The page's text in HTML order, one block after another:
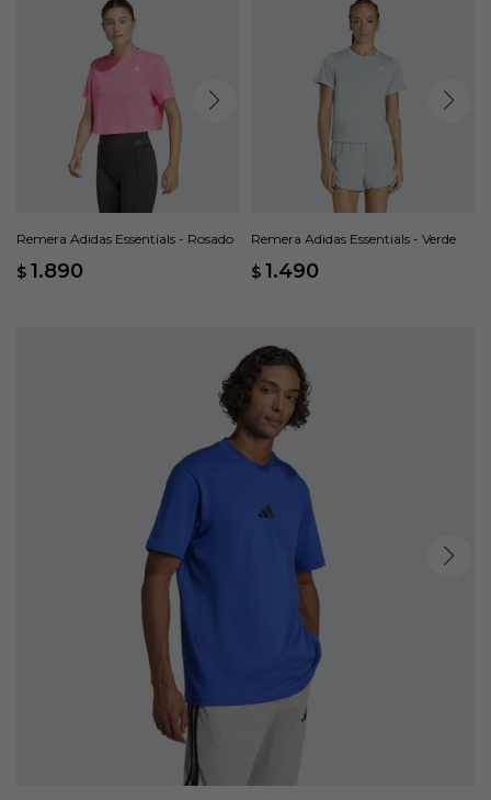
Remera Adidas Essentials - Rosado
$ 1.890
Remera Adidas Essentials - Verde
$ 1.490